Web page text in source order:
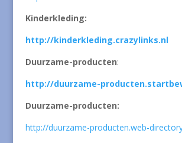
Kinderkleding:
http://kinderkleding.crazylinks.nl
Duurzame-producten:
http://duurzame-
Duurzame-producten:
http://duurzame-producten.web-